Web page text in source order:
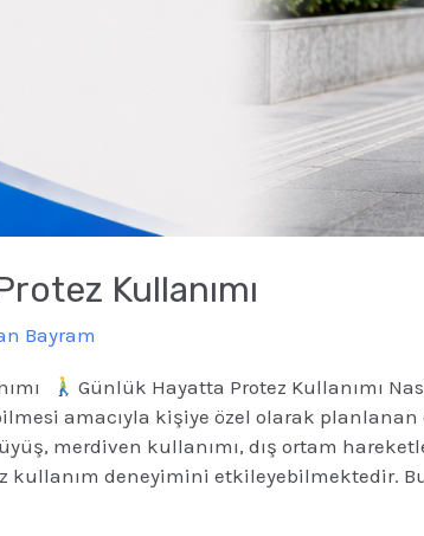
Kullanımı
Bayram
Günlük Hayatta Protez Kullanımı
amacıyla kişiye özel olarak
merdiven kullanımı, dış ortam
kullanım deneyimini etkileyebilmektedir.